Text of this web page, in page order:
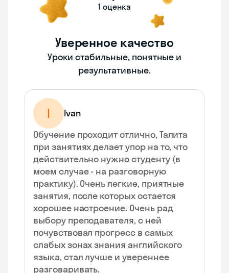
1 оценка
Уверенное качество
Уроки стабильные, понятные и
результативные.
I
Ivan
Обучение проходит отлично, Талита
при занятиях делает упор на то, что
действительно нужно студенту (в
моем случае - на разговорную
практику). Очень легкие, приятные
занятия, после которых остается
хорошее настроение. Очень рад
выбору преподавателя, с ней
почувствовал прогресс в самых
слабых зонах знания английского
языка, стал лучше и увереннее
разговаривать.